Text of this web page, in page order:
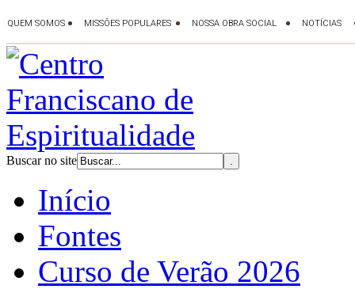
Buscar no site
Início
Fontes
Curso de Verão 2026